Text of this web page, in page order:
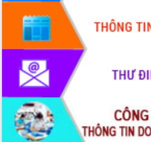
Đắk Lắk sơ kết 4 năm triển khai thực
hiện Đề án 06 của Chính phủ
Họp báo thông tin về Hội nghị Công bố
Quy hoạch và Xúc tiến đầu tư tỉnh Đắk
Lắk
Khơi thông điểm nghẽn, đẩy nhanh
giải ngân vốn khắc phục thiên tai
HĐND tỉnh thông qua điều chỉnh Quy
hoạch tỉnh thời kỳ 2021-2030
Hội thảo góp ý hồ sơ điều chỉnh quy
hoạch tỉnh Đắk Lắk thời kỳ 2021-2030,
tầm nhìn đến năm 2050